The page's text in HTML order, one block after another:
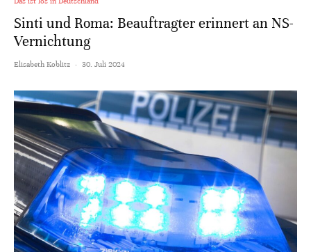
Sinti und Roma: Beauftragter erinnert an NS-
Vernichtung
Elisabeth Koblitz · 30. Juli 2024